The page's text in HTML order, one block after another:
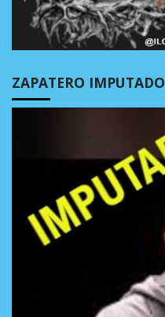
ZAPATERO IMPUTADO